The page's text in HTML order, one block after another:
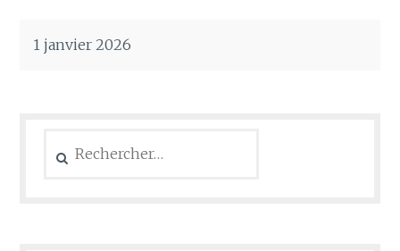
1 janvier 2026